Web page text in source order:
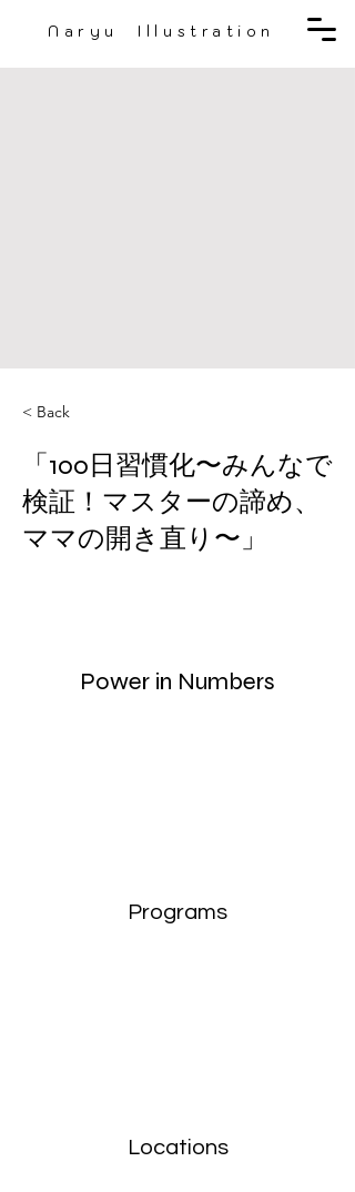
Naryu Illustration
< Back
「100日習慣化〜みんなで
検証！マスターの諦め、
ママの開き直り〜」
Power in Numbers
Programs
Locations